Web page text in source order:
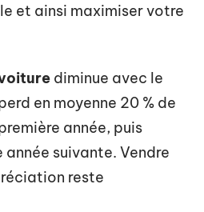
et ainsi maximiser votre
diminue avec le
en moyenne 20 % de
année, puis
année suivante. Vendre
reste